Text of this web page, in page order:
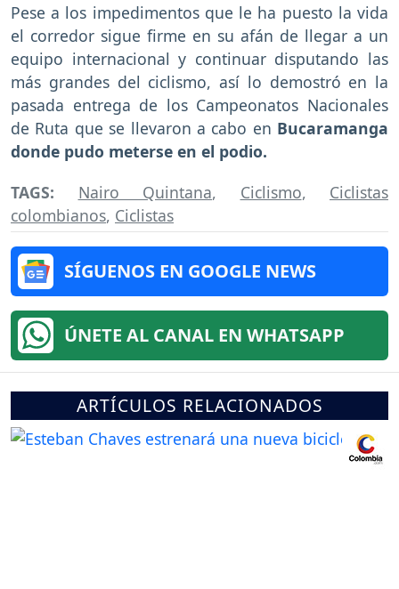
Pese a los impedimentos que le ha puesto la vida
el corredor sigue firme en su afán de llegar a un
equipo internacional y continuar disputando las
más grandes del ciclismo, así lo demostró en la
pasada entrega de los Campeonatos Nacionales
de Ruta que se llevaron a cabo en Bucaramanga
donde pudo meterse en el podio.
TAGS: Nairo Quintana, Ciclismo, Ciclistas
colombianos, Ciclistas
SÍGUENOS EN GOOGLE NEWS
ÚNETE AL CANAL EN WHATSAPP
ARTÍCULOS RELACIONADOS